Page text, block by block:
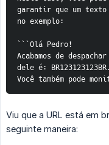
garantir que um texto
no exemplo:
```Olá Pedro!
Acabamos de
dele é: BR123123123BR.
Você também pode
Viu que a URL está em
seguinte maneira: